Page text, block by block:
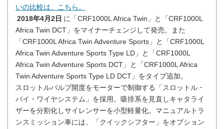
いの比較は、こちら。
2018年4月2日 に「CRF1000L Africa Twin」と「CRF1000L
Africa Twin DCT」をマイナーチェンジして発売。また
「CRF1000L Africa Twin Adventure Sports」と「CRF1000L
Africa Twin Adventure Sports Type LD」と「CRF1000L
Africa Twin Adventure Sports DCT」と「CRF1000L Africa
Twin Adventure Sports Type LD DCT」をタイプ追加。
スロットルバルブ開度をモーターで制御する「スロットル・
バイ・ワイヤシステム」を採用。吸排系を見直しキャタライ
ザーを分割化しサイレンサーを小型軽量化。マニュアルトラ
ンスミッション車には、「クイックシフター」をオプション